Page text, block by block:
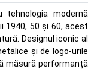
modernă
1940, 50 și 60, acest
Designul iconic al
și de logo-urile
măsură performanță